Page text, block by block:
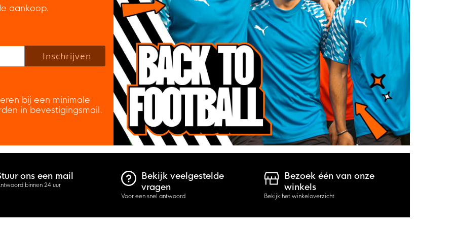
aankoop.
policy to subscribe to our newsletter.
Inschrijven
bij een minimale
in bevestigingsmail.
ons een mail
binnen 24 uur
Bekijk veelgestelde
vragen
Voor een snel antwoord
Bezoek één van onze
winkels
Bekijk het winkeloverzicht